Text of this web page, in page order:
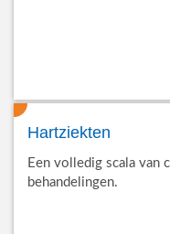
Hartziekten
Een volledig scala van
behandelingen.